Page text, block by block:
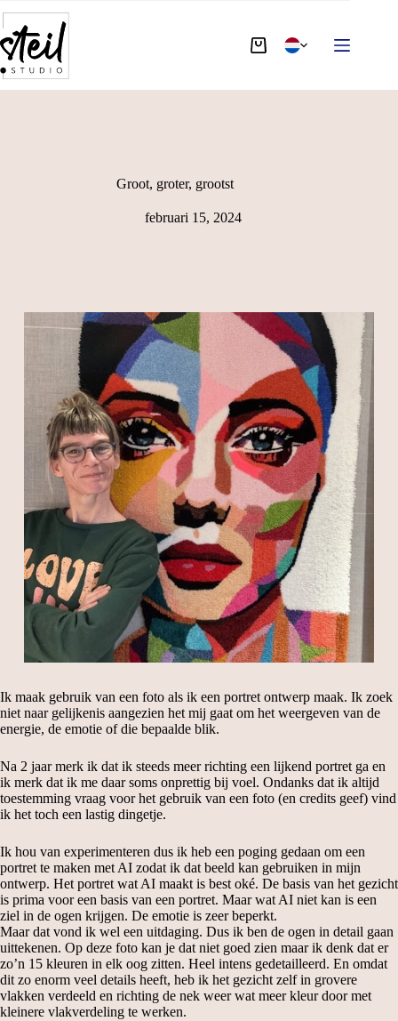
Groot, groter, grootst
februari 15, 2024
Ik maak gebruik van een foto als ik een portret ontwerp maak. Ik zoek
niet naar gelijkenis aangezien het mij gaat om het weergeven van de
energie, de emotie of die bepaalde blik.
Na 2 jaar merk ik dat ik steeds meer richting een lijkend portret ga en
ik merk dat ik me daar soms onprettig bij voel. Ondanks dat ik altijd
toestemming vraag voor het gebruik van een foto (en credits geef) vind
ik het toch een lastig dingetje.
Ik hou van experimenteren dus ik heb een poging gedaan om een
portret te maken met AI zodat ik dat beeld kan gebruiken in mijn
ontwerp. Het portret wat AI maakt is best oké. De basis van het gezicht
is prima voor een basis van een portret. Maar wat AI niet kan is een
ziel in de ogen krijgen. De emotie is zeer beperkt.
Maar dat vond ik wel een uitdaging. Dus ik ben de ogen in detail gaan
uittekenen. Op deze foto kan je dat niet goed zien maar ik denk dat er
zo’n 15 kleuren in elk oog zitten. Heel intens gedetailleerd. En omdat
dit zo enorm veel details heeft, heb ik het gezicht zelf in grovere
vlakken verdeeld en richting de nek weer wat meer kleur door met
kleinere vlakverdeling te werken.